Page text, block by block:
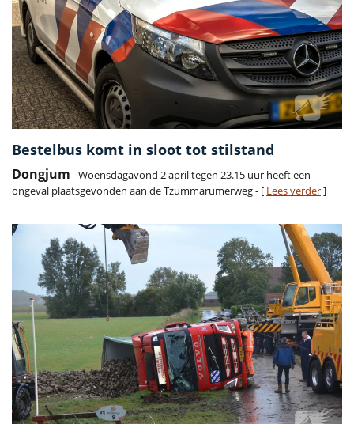
Bestelbus komt in sloot tot stilstand
Dongjum - Woensdagavond 2 april tegen 23.15 uur heeft een
ongeval plaatsgevonden aan de Tzummarumerweg - [ Lees verder]